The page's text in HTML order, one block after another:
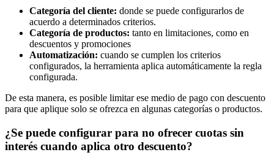
Categoría del cliente: donde se puede configurarlos de
acuerdo a determinados criterios.
Categoría de productos: tanto en limitaciones, como en
descuentos y promociones
Automatización: cuando se cumplen los criterios
configurados, la herramienta aplica automáticamente la regla
configurada.
De esta manera, es posible limitar ese medio de pago con descuento
para que aplique solo se ofrezca en algunas categorías o productos.
¿Se puede configurar para no ofrecer cuotas sin
interés cuando aplica otro descuento?